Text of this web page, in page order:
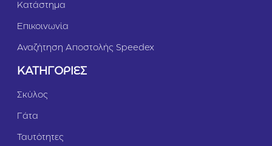
Κατάστημα
Επικοινωνία
Αναζήτηση Αποστολής Speedex
ΚΑΤΗΓΟΡΙΕΣ
Σκύλος
Γάτα
Ταυτότητες